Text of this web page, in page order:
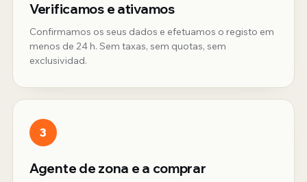
Verificamos e ativamos
Confirmamos os seus dados e efetuamos o registo em
menos de 24 h. Sem taxas, sem quotas, sem
exclusividad.
3
Agente de zona e a comprar